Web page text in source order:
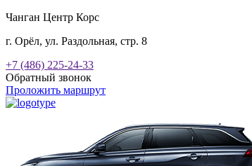
Чанган Центр Корс
г. Орёл, ул. Раздольная, стр. 8
+7 (486) 225-24-33
Обратный звонок
Проложить маршрут